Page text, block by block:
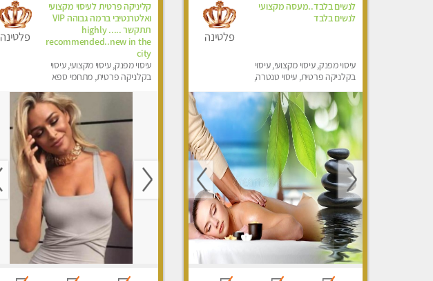
לנשים בלבד..מעסה מקצועי
לנשים בלבד
עיסוי מפנק, עיסוי מקצועי, עיסוי
בקלניקה פרטית, עיסוי טנטרה,
בלבד
פלטינה
קליניקה פרטית לעיסוי מקצועי
ואלטרנטיבי ברמה גבוהה VIP
תתקשר ..... highly
recommended..new in the
city
עיסוי מפנק, עיסוי מקצועי, עיסוי
בקלניקה פרטית, מתחמי ספא
הבית, עיסוי טנטרה, עיסוי מגבר
לגבר, עיסוי מגבר לאישה
פלטינה